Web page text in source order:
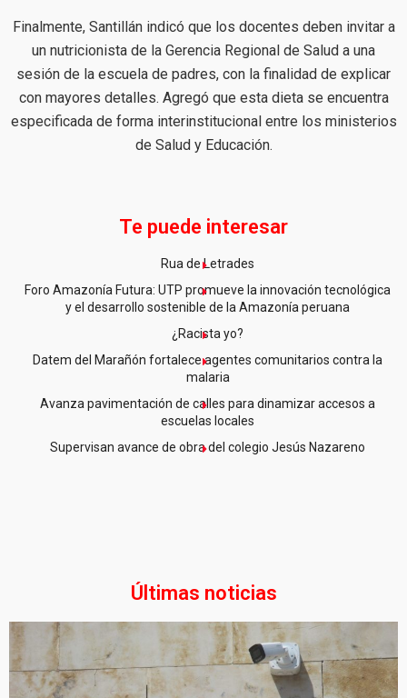
Finalmente, Santillán indicó que los docentes deben invitar a
un nutricionista de la Gerencia Regional de Salud a una
sesión de la escuela de padres, con la finalidad de explicar
con mayores detalles. Agregó que esta dieta se encuentra
especificada de forma interinstitucional entre los ministerios
de Salud y Educación.
Te puede interesar
Rua de Letrades
Foro Amazonía Futura: UTP promueve la innovación tecnológica
y el desarrollo sostenible de la Amazonía peruana
¿Racista yo?
Datem del Marañón fortalece agentes comunitarios contra la
malaria
Avanza pavimentación de calles para dinamizar accesos a
escuelas locales
Supervisan avance de obra del colegio Jesús Nazareno
Últimas noticias